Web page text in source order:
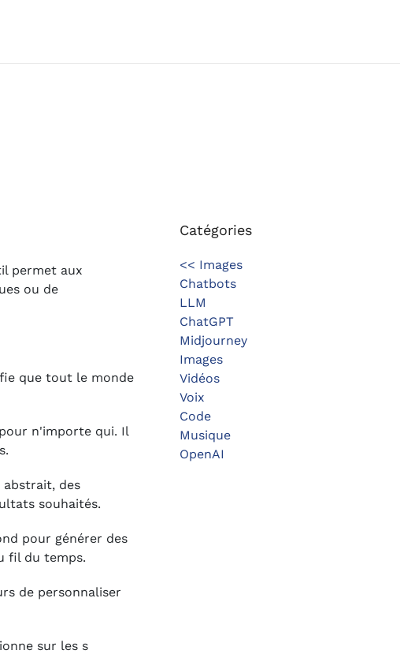
permet aux
ou de
que tout le monde
n'importe qui. Il
abstrait, des
souhaités.
pour générer des
fil du temps.
de personnaliser
sur les s
Catégories
<< Images
Chatbots
LLM
ChatGPT
Midjourney
Images
Vidéos
Voix
Code
Musique
OpenAI